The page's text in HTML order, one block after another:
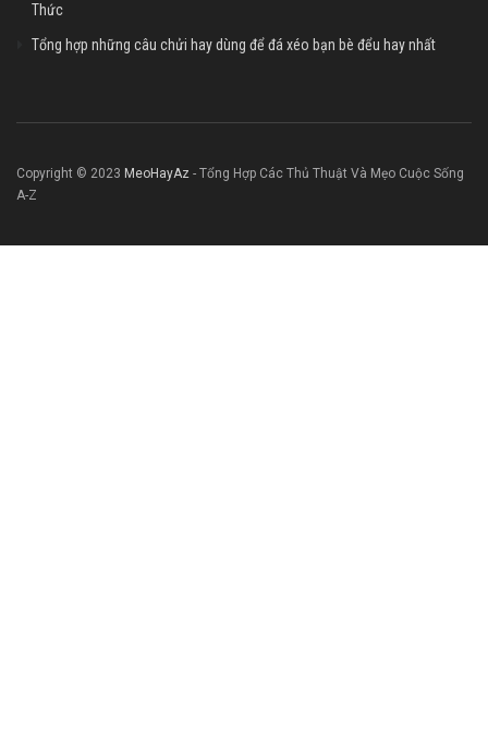
Thức
Tổng hợp những câu chửi hay dùng để đá xéo bạn bè đểu hay nhất
Copyright © 2023 MeoHayAz - Tổng Hợp Các Thủ Thuật Và Mẹo Cuộc Sống
A-Z